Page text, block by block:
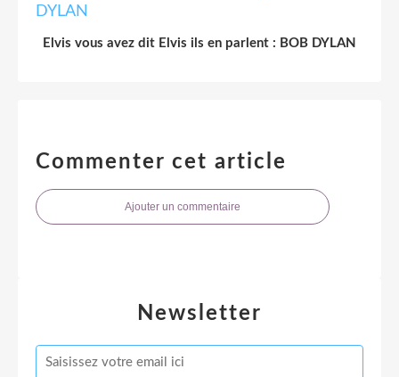
Elvis vous avez dit Elvis ils en parlent : BOB DYLAN
Commenter cet article
Ajouter un commentaire
Newsletter